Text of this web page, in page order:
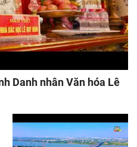
Danh nhân Văn hóa Lê